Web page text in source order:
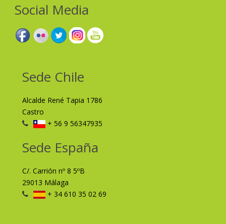
Social Media
Sede Chile
Alcalde René Tapia 1786
Castro
+ 56 9 56347935
Sede España
C/. Carrión nº 8 5ºB
29013 Málaga
+ 34 610 35 02 69